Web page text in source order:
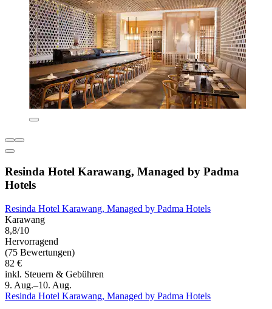
Resinda Hotel Karawang, Managed by Padma
Hotels
Resinda Hotel Karawang, Managed by Padma Hotels
Karawang
8,8/10
Hervorragend
(75 Bewertungen)
82 €
inkl. Steuern & Gebühren
9. Aug.–10. Aug.
Resinda Hotel Karawang, Managed by Padma Hotels